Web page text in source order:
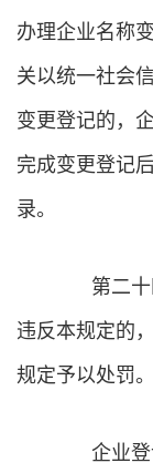
办理企业名称
关以统一社会
变更登记的，
完成变更登记
录。
第二十
违反本规定的
规定予以处罚。
企业登